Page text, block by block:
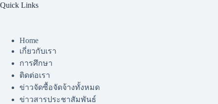
Quick Links
Home
เกี่ยวกับเรา
การศึกษา
ติดต่อเรา
ข่าวจัดซื้อจัดจ้างทั้งหมด
ข่าวสารประชาสัมพันธ์